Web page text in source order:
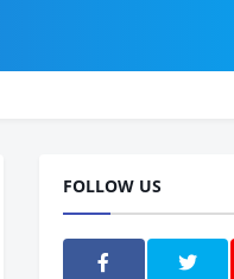
FOLLOW US